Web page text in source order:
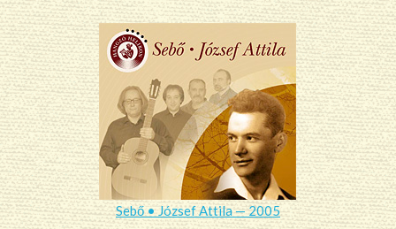
Sebő • József Attila — 2005